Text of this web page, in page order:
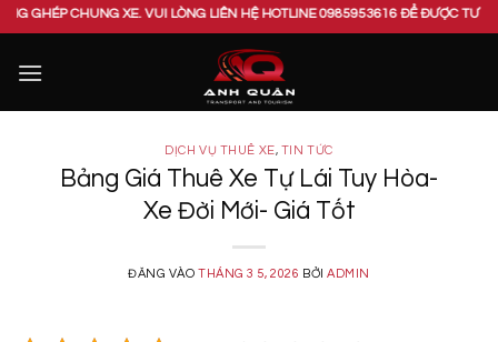
Bỏ
nội
XE. VUI LÒNG LIÊN HỆ HOTLINE 0985953616 ĐỂ ĐƯỢC TƯ VẤN 24/24.
DỊCH VỤ THUÊ XE, TIN TỨC
Bảng Giá Thuê Xe Tự Lái Tuy Hòa-
Xe Đời Mới- Giá Tốt
ĐĂNG VÀO THÁNG 3 5, 2026 BỞIADMIN